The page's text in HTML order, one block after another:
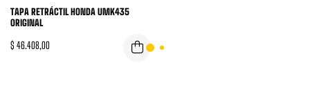
TAPA RETRÁCTIL HONDA UMK435
ORIGINAL
$ 46.408,00